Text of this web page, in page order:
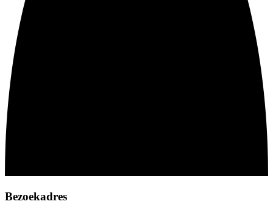
Bezoekadres